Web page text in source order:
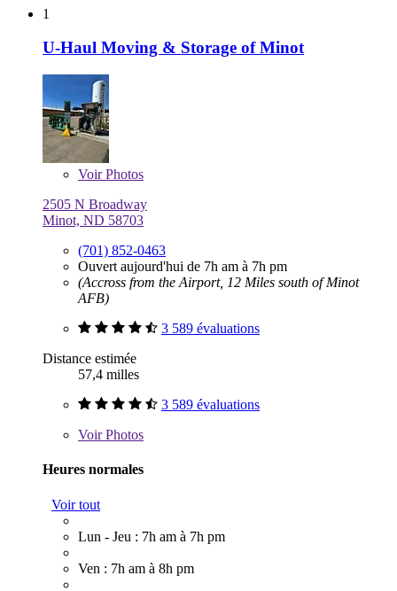
1
U-Haul Moving & Storage of Minot
VoirPhotos
2505 N Broadway
Minot, ND 58703
(701) 852-0463
Ouvert aujourd'hui de 7h am à 7h pm
(Accross from the Airport, 12 Miles south of Minot
AFB)
3 589 évaluations
Distance estimée
57,4 milles
3 589 évaluations
VoirPhotos
Heures normales
Voir tout
Lun - Jeu : 7h am à 7h pm
Ven : 7h am à 8h pm